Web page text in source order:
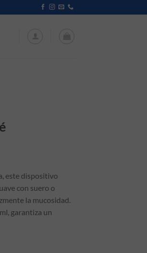
este dispositivo
con suero o
la mucosidad.
garantiza un